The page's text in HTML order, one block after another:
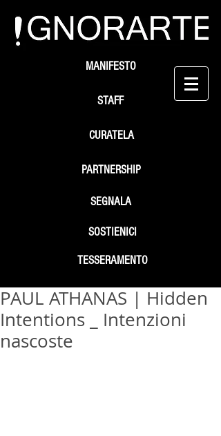
STAFF
SEGNALA
SOSTIENICI
MANIFESTO
PARTNERSHIP
TESSERAMENTO
CURATELA
PAUL ATHANAS | Hidden
Intentions _ Intenzioni
nascoste